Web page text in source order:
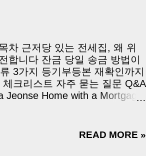
근저당 있는 전세집, 왜 위
합니다 잔금 당일 송금 방법이
3가지 등기부등본 재확인까지
크리스트 자주 묻는 질문 Q&A
Home with a Mortgage
Final Checklist to Protect
READ MORE »